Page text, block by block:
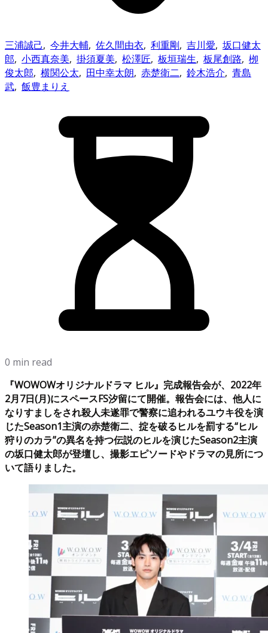
三浦誠己, 今井大輔, 佐久間由衣, 利重剛, 吉川愛, 坂口健太
郎, 小西真奈美, 掛須夏美, 松澤匠, 板垣瑞生, 板尾創路, 栁
俊太郎, 横関公太, 田中幸太朗, 赤楚衛二, 鈴木浩介, 青島
武, 飯豊まりえ
0 min read
『WOWOWオリジナルドラマ ヒル』完成報告会が、2022年
2月7日(月)にスペースFS汐留にて開催。報告会には、他人に
なりすましをされ殺人未遂罪で警察に追われるユウキ役を演
じたSeason1主演の赤楚衛二、掟を破るヒルを罰する“ヒル
狩りのカラ”の異名を持つ伝説のヒルを演じたSeason2主演
の坂口健太郎が登壇し、撮影エピソードやドラマの見所につ
いて語りました。